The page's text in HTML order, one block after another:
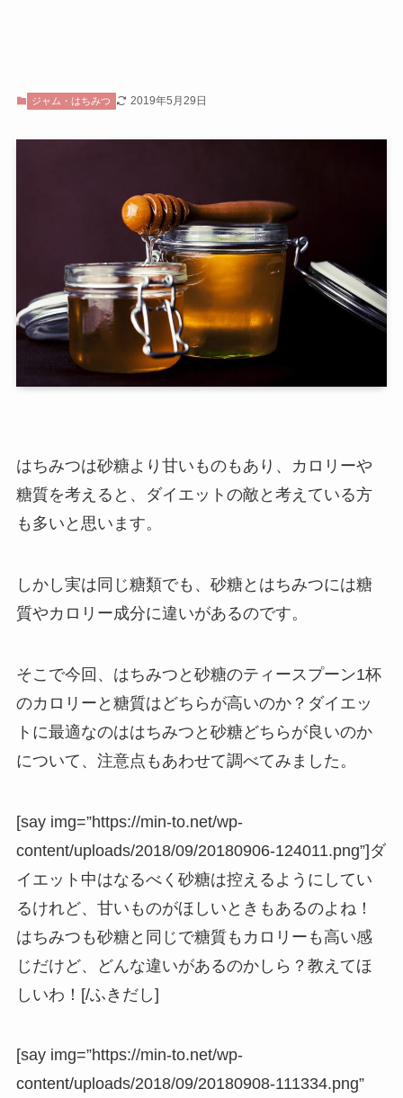
ジャム・はちみつ 2019年5月29日
はちみつは砂糖より甘いものもあり、カロリーや
糖質を考えると、ダイエットの敵と考えている方
も多いと思います。
しかし実は同じ糖類でも、砂糖とはちみつには糖
質やカロリー成分に違いがあるのです。
そこで今回、はちみつと砂糖のティースプーン1杯
のカロリーと糖質はどちらが高いのか？ダイエッ
トに最適なのははちみつと砂糖どちらが良いのか
について、注意点もあわせて調べてみました。
[say img=”https://min-to.net/wp-
content/uploads/2018/09/20180906-124011.png”]ダ
イエット中はなるべく砂糖は控えるようにしてい
るけれど、甘いものがほしいときもあるのよね！
はちみつも砂糖と同じで糖質もカロリーも高い感
じだけど、どんな違いがあるのかしら？教えてほ
しいわ！[/ふきだし]
[say img=”https://min-to.net/wp-
content/uploads/2018/09/20180908-111334.png”